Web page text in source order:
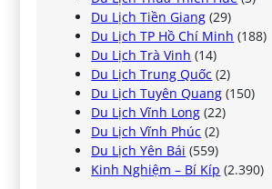
Du Lịch Tiền Giang (29)
Du Lịch TP Hồ Chí Minh (188)
Du Lịch Trà Vinh (14)
Du Lịch Trung Quốc (2)
Du Lịch Tuyên Quang (150)
Du Lịch Vĩnh Long (22)
Du Lịch Vĩnh Phúc (2)
Du Lịch Yên Bái (559)
Kinh Nghiệm – Bí Kíp (2.390)